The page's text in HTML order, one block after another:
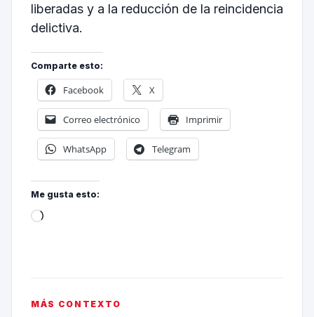
liberadas y a la reducción de la reincidencia
delictiva.
Comparte esto:
Facebook X
Correo electrónico Imprimir
WhatsApp Telegram
Me gusta esto:
MÁS CONTEXTO